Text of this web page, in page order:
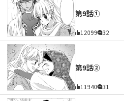
第9話①
12099 32
第9話②
11940 31